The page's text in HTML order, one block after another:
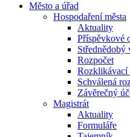
Město a úřad
Hospodaření města
Aktuality
Příspěvkové
Střednědobý
Rozpočet
Rozklikávací
Schválená
Závěrečný
Magistrát
Aktuality
Formuláře